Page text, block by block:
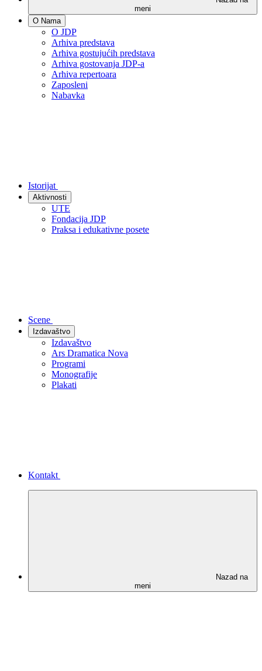
meni
O Nama
O JDP
Arhiva predstava
Arhiva gostujućih predstava
Arhiva gostovanja JDP-a
Arhiva repertoara
Zaposleni
Nabavka
Istorijat
Aktivnosti
UTE
Fondacija JDP
Praksa i edukativne posete
Scene
Izdavaštvo
Izdavaštvo
Ars Dramatica Nova
Programi
Monografije
Plakati
Kontakt
Nazad na
meni